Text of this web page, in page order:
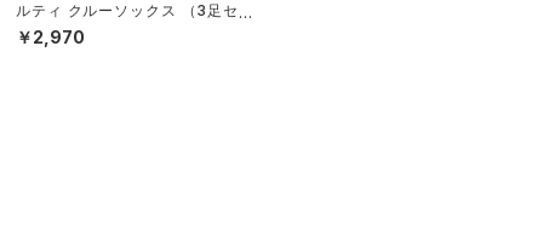
ルティ クルーソックス （3足セッ
ト）（トレーニング/UNISEX）
￥2,970